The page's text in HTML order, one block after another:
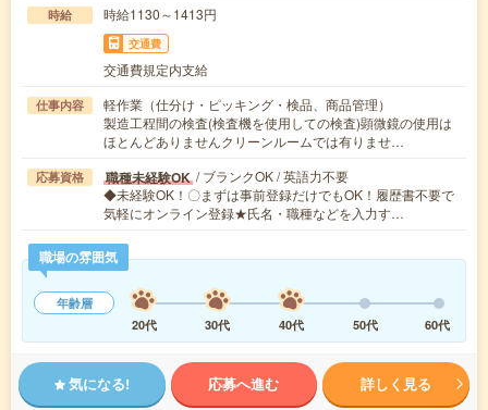
時給 時給1130～1413円
交通費
交通費規定内支給
仕事内容
軽作業（仕分け・ピッキング・検品、商品管理）
製造工程間の検査(検査機を使用しての検査)顕微鏡の使用は
ほとんどありませんクリーンルームでは有りませ…
応募資格 職種未経験OK / ブランクOK / 英語力不要
◆未経験OK！〇まずは事前登録だけでもOK！履歴書不要で
気軽にオンライン登録★氏名・職種などを入力す…
職場の雰囲気
年齢層
20代
30代 40代 50代 60代
気になる! 応募へ進む 詳しく見る